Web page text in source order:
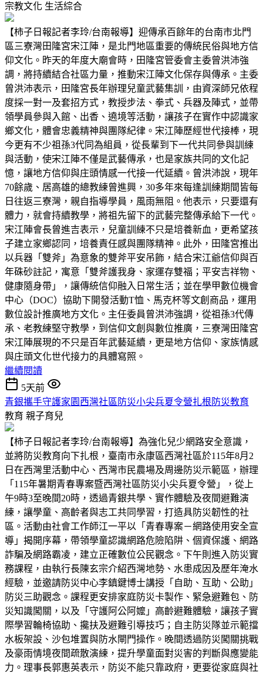
宗教文化 生活綜合
【柿子日報記者李玲/台南報導】迎傳承百餘年的台南市北門
區三寮灣田隆宮宋江陣，是北門地區重要的傳統民俗與地方信
仰文化。昨天的年度大廟會時，田隆宮管委會主委曾洪沛強
調，將持續結合社區力量，推動宋江陣文化保存與傳承。主委
曾洪沛表示，田隆宮長年辦理兒童武藝集訓，由資深師兄依程
度採一對一及套招方式，教授步法、拳式、兵器及陣式，並帶
領學員參與入館、出香、遶境等活動，讓孩子在實作中認識家
鄉文化，體會忠義精神與團隊紀律。宋江陣歷經世代接棒，現
今更有不少祖孫3代同為組員，從長輩到下一代共同參與訓練
與活動，使宋江陣不僅是武藝傳承，也是家族共同的文化記
憶，讓地方信仰與庄頭情感一代接一代延續。曾洪沛說，現年
70餘歲、居高雄的總教練曾進興，30多年來每逢訓練期間皆每
日往返三寮灣，親自指導學員，風雨無阻。他表示，只要還有
體力，就會持續教學，將祖先留下的武藝完整傳承給下一代。
宋江陣會長曾進吉表示，兒童訓練不只是培養新血，更希望孩
子建立家鄉認同，培養責任感與團隊精神。此外，田隆宮推出
以兵器「雙斧」為意象的雙斧平安吊飾，結合宋江爺信仰與百
年硃砂註記，寓意「雙斧護我身、家運存雙福；平安吉祥物、
健康隨身帶」，讓傳統信仰融入日常生活；並在學甲數位機會
中心（DOC）協助下開發活動T恤、馬克杯等文創商品，運用
數位設計推廣地方文化。主任委員曾洪沛強調，從祖孫3代傳
承、老教練堅守教學，到信仰文創與數位推廣，三寮灣田隆宮
宋江陣展現的不只是百年武藝延續，更是地方信仰、家族情感
與庄頭文化世代接力的具體寫照。
繼續閱讀
5天前
青銀攜手守護家園西灣社區防災小尖兵夏令營扎根防災教育
教育 親子育兒
【柿子日報記者李玲/台南報導】為強化兒少網路安全意識，
並將防災教育向下扎根，臺南市永康區西灣社區於115年8月2
日在西灣里活動中心、西灣市民農場及周邊防災示範區，辦理
「115年暑期青春專案暨西灣社區防災小尖兵夏令營」，從上
午9時3至晚間20時，透過青銀共學、實作體驗及夜間避難演
練，讓學童、高齡者與志工共同學習，打造具防災韌性的社
區。活動由社會工作師江一平以「青春專案－網路使用安全宣
導」揭開序幕，帶領學童認識網路危險陷阱、個資保護、網路
詐騙及網路霸凌，建立正確數位公民觀念。下午則進入防災實
務課程，由執行長陳玄宗介紹西灣地勢、水患成因及歷年淹水
經驗，並邀請防災中心李鎮鍵博士講授「自助、互助、公助」
防災三助觀念。課程更安排家庭防災卡製作、緊急避難包、防
災知識闖關，以及「守護阿公阿嬤」高齡避難體驗，讓孩子實
際學習輪椅協助、攙扶及避難引導技巧；自主防災隊並示範擋
水板架設、沙包堆置與防水閘門操作。晚間透過防災闖關挑戰
及豪雨情境夜間疏散演練，提升學童面對災害的判斷與應變能
力。理事長郭惠英表示，防災不能只靠政府，更要從家庭與社